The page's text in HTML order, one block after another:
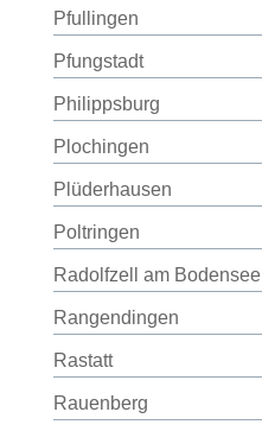
Pfullingen
Pfungstadt
Philippsburg
Plochingen
Plüderhausen
Poltringen
Radolfzell am Bodensee
Rangendingen
Rastatt
Rauenberg